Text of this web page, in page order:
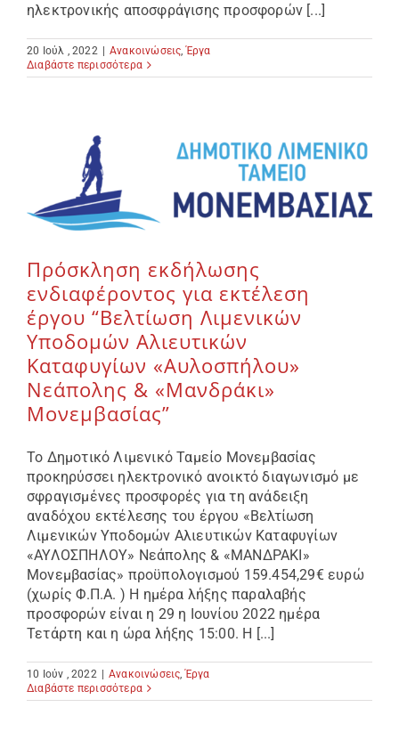
ηλεκτρονικής αποσφράγισης προσφορών [...]
20 Ιούλ , 2022 | Ανακοινώσεις ,Έργα
Διαβάστε περισσότερα
Πρόσκληση εκδήλωσης
ενδιαφέροντος για εκτέλεση
έργου “Βελτίωση Λιμενικών
Υποδομών Αλιευτικών
Καταφυγίων «Αυλοσπήλου»
Νεάπολης & «Μανδράκι»
Μονεμβασίας”
Το Δημοτικό Λιμενικό Ταμείο Μονεμβασίας
προκηρύσσει ηλεκτρονικό ανοικτό διαγωνισμό με
σφραγισμένες προσφορές για τη ανάδειξη
αναδόχου εκτέλεσης του έργου «Βελτίωση
Λιμενικών Υποδομών Αλιευτικών Καταφυγίων
«ΑΥΛΟΣΠΗΛΟΥ» Νεάπολης & «ΜΑΝΔΡΑΚΙ»
Μονεμβασίας» προϋπολογισμού 159.454,29€ ευρώ
(χωρίς Φ.Π.Α. ) Η ημέρα λήξης παραλαβής
προσφορών είναι η 29 η Ιουνίου 2022 ημέρα
Τετάρτη και η ώρα λήξης 15:00. Η [...]
10 Ιούν , 2022 Ανακοινώσεις,Έργα
Διαβάστε περισσότερα